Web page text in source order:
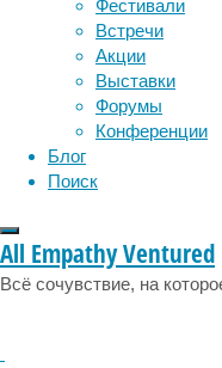
Фестивали
Встречи
Акции
Выставки
Форумы
Конференции
Блог
Поиск
All Empathy Ventured
Всё сочувствие, на
считается
одним
из
самых
удаленных
мест
люди.
Антропологи
сон
эмоции